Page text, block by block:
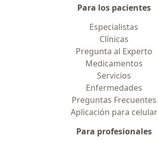
Para los pacientes
Especialistas
Clínicas
Pregunta al Experto
Medicamentos
Servicios
Enfermedades
Preguntas Frecuentes
Aplicación para celular
Para profesionales